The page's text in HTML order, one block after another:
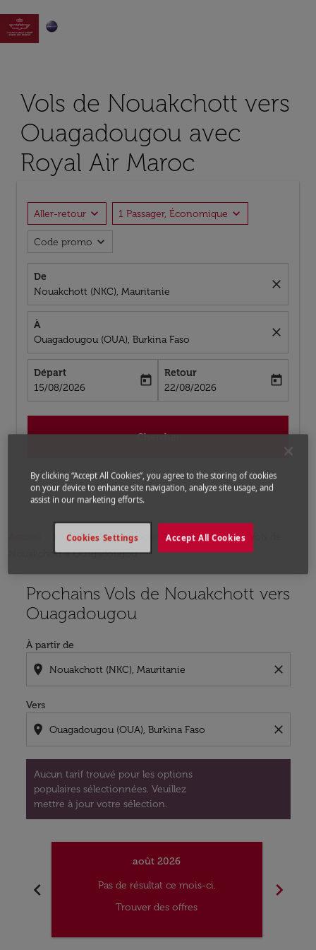

Vols de Nouakchott vers
Ouagadougou avec
Royal Air Maroc
Aller-retour expand_more 1 Passager, Économique expand_more
Code promo expand_more
De
Nouakchott (NKC), Mauritanie
close
À
Ouagadougou (OUA), Burkina Faso
close
Départ
fc-booking-departure-date-aria-label
15/08/2026
today
Retour
fc-booking-return-date-aria-label
22/08/2026
today
Chercher
Vols Vols pour Burkina Faso
Nouakchott a Ouagadougou
Prochains Vols de Nouakchott vers
Ouagadougou
À partir de
location_on close
Vers
location_on close
Aucun tarif trouvé pour les options
populaires sélectionnées. Veuillez
mettre à jour votre sélection.
Aucun tarif trouvé pour les options populaires
chevron_left
août 2026
Pas de résultat ce mois-ci.
Trouver des offres
chevron_right
By clicking “Accept All Cookies”, you agree to the storing of cookies
on your device to enhance site navigation, analyze site usage, and
assist in our marketing efforts.
Accept All Cookies
Cookies Settings